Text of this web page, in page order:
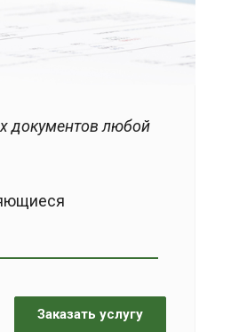
документов любой
Заказать услугу